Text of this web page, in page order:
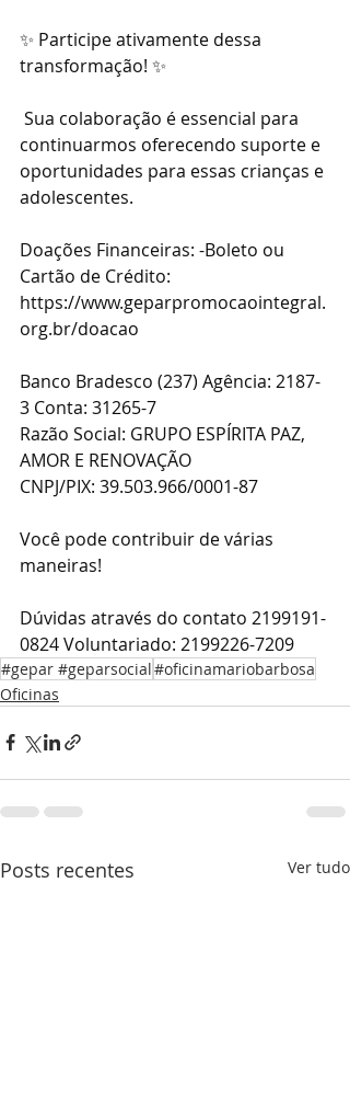
✨ Participe ativamente dessa
transformação! ✨
continuarmos oferecendo suporte e
oportunidades para essas crianças e
adolescentes.
Doações Financeiras: -Boleto ou
Cartão de Crédito:
https://www.geparpromocaointegral.
org.br/doacao
Banco Bradesco (237) Agência: 2187-
3 Conta: 31265-7
Razão Social: GRUPO ESPÍRITA PAZ,
AMOR E RENOVAÇÃO
CNPJ/PIX: 39.503.966/0001-87
Você pode contribuir de várias
maneiras!
Dúvidas através do contato 2199191-
0824 Voluntariado: 2199226-7209
#gepar #geparsocial#oficinamariobarbosa
Oficinas
Posts recentes Ver tudo